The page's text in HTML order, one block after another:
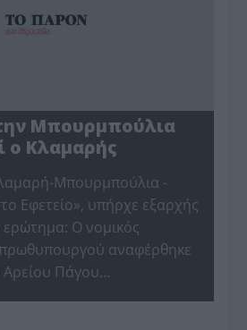
Μπουρμπούλια
ο Κλαμαρής
Μπουρμπούλια -
Εφετείο», υπήρχε εξαρχής
Ο νομικός
αναφέρθηκε
Πάγου…